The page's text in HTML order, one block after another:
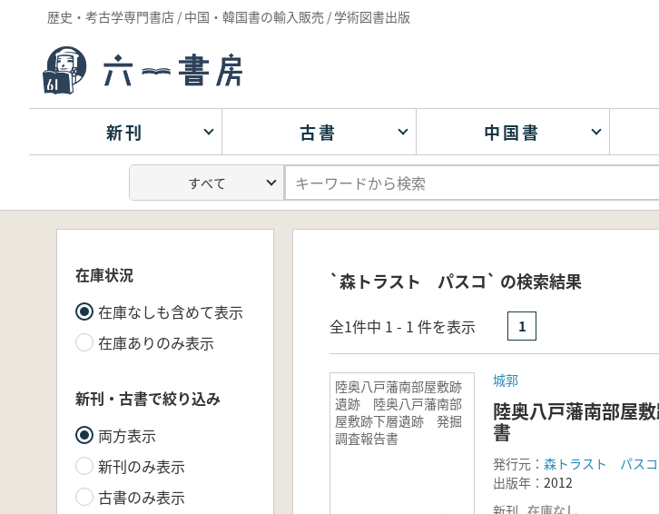
歴史・考古学専門書店 / 中国・韓国書の輸入販売 / 学術図書出版
新刊 古書 中国書
在庫状況
在庫なしも含めて表示
在庫ありのみ表示
新刊・古書で絞り込み
両方表示
新刊のみ表示
古書のみ表示
`森トラスト パスコ` の検索結果
全1件中 1 - 1 件を表示 1
陸奥八戸藩南部屋敷跡
遺跡 陸奥八戸藩南部
屋敷跡下層遺跡 発掘
調査報告書
城郭
陸奥八戸藩南部屋
書
発行元： 森トラスト パスコ
出版年： 2012
新刊 在庫なし